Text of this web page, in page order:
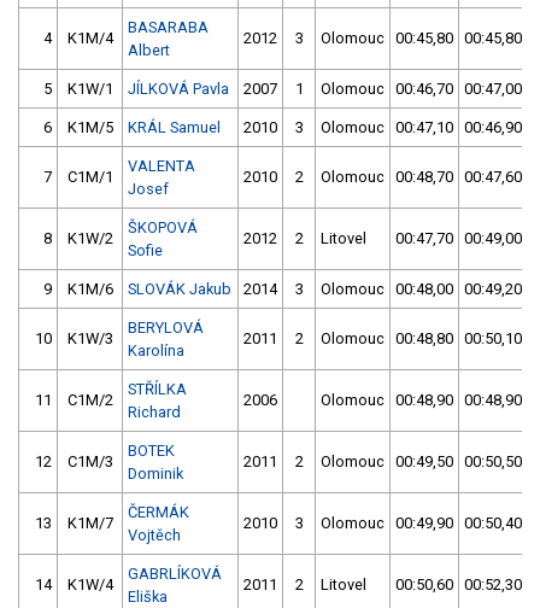
4 K1M/4
BASARABA
Albert
2012 3 Olomouc 00:45,80 00:45,80
5 K1W/1 JÍLKOVÁ Pavla 2007 1 Olomouc 00:46,70 00:47,00
6 K1M/5 KRÁL Samuel 2010 3 Olomouc 00:47,10 00:46,90
7 C1M/1
VALENTA
Josef
2010 2 Olomouc 00:48,70 00:47,60
8 K1W/2
ŠKOPOVÁ
Sofie
2012 2 Litovel 00:47,70 00:49,00
9 K1M/6 SLOVÁK Jakub 2014 3 Olomouc 00:48,00 00:49,20
10 K1W/3
BERYLOVÁ
Karolína
2011 2 Olomouc 00:48,80 00:50,10
11 C1M/2
STŘÍLKA
Richard
2006 Olomouc 00:48,90 00:48,90
12 C1M/3
BOTEK
Dominik
2011 2 Olomouc 00:49,50 00:50,50
13 K1M/7
ČERMÁK
Vojtěch
2010 3 Olomouc 00:49,90 00:50,40
14 K1W/4
GABRLÍKOVÁ
Eliška
2011 2 Litovel 00:50,60 00:52,30